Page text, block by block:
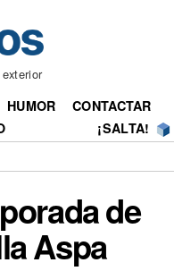
HUMOR
CONTACTAR
¡SALTA!
de
Aspa